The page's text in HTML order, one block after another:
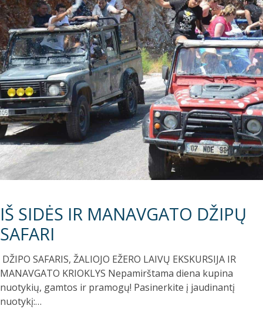
IŠ SIDĖS IR MANAVGATO DŽIPŲ
SAFARI
DŽIPO SAFARIS, ŽALIOJO EŽERO LAIVŲ EKSKURSIJA IR
MANAVGATO KRIOKLYS Nepamirštama diena kupina
nuotykių, gamtos ir pramogų! Pasinerkite į jaudinantį
nuotykį:…